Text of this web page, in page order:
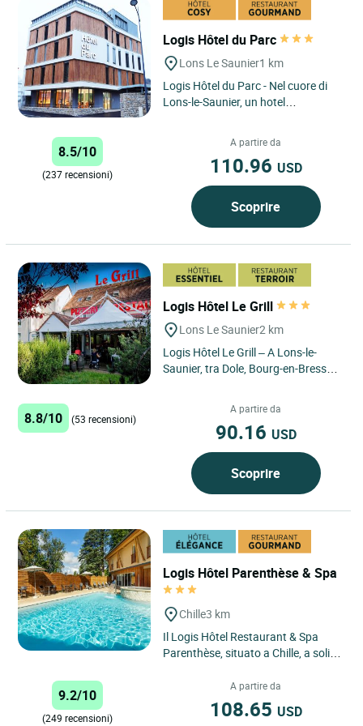
Logis Hôtel du Parc
Lons Le Saunier1 km
Logis Hôtel du Parc - Nel cuore di
Lons-le-Saunier, un hotel
8.5/10
(237 recensioni)
A partire da
110.96 USD
Scoprire
Logis Hôtel Le Grill
Lons Le Saunier2 km
Logis Hôtel Le Grill – A Lons-le-
Saunier, tra Dole, Bourg-en-Bresse e
8.8/10 (53 recensioni)
A partire da
90.16 USD
Scoprire
Logis Hôtel Parenthèse & Spa
Chille3 km
Il Logis Hôtel Restaurant & Spa
Parenthèse, situato a Chille, a soli 5
accoglie in un ambiente...
9.2/10
(249 recensioni)
A partire da
108.65 USD